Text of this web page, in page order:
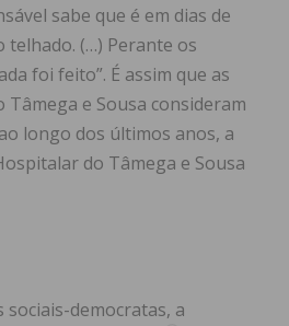
sabe que é em dias de
telhado. (…) Perante os
foi feito”. É assim que as
Tâmega e Sousa consideram
longo dos últimos anos, a
do Tâmega e Sousa
democratas, a